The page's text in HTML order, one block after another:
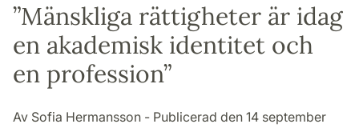
”Mänskliga rättigheter är idag
en akademisk identitet och
en profession”
Av Sofia Hermansson - Publicerad den 14 september